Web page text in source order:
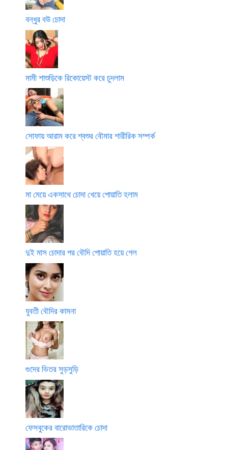
বন্ধুর বউ চোদা
মামী শাশুড়িকে রিকোয়েস্ট করে চুদলাম
সোফায় আরাম করে শ্বশুর বৌমার শারীরিক সম্পর্ক
মা মেয়ে একসাথে চোদা খেয়ে পোয়াতি হলাম
দুই মাস চোদার পর বৌদি পোয়াতি হয়ে গেল
যুবতী বৌদির কামনা
গুদের ভিতর সুড়সুড়ি
ফেসবুকের বারোভাতারিকে চোদা